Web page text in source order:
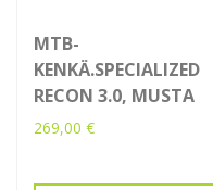
MTB-
KENKÄ.SPECIALIZED
RECON 3.0, MUSTA
269,00 €
tuotteella